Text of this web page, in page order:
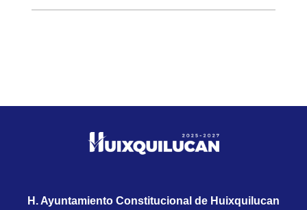
H. Ayuntamiento Constitucional de Huixquilucan